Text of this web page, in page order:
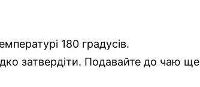
180 градусів.
затвердіти. Подавайте до чаю ще